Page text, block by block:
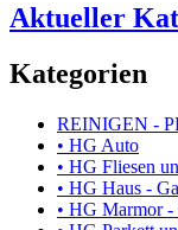
Aktueller
Kategorien
REINIGEN -
• HG Auto
• HG Fliesen
• HG Haus -
• HG Marmor -